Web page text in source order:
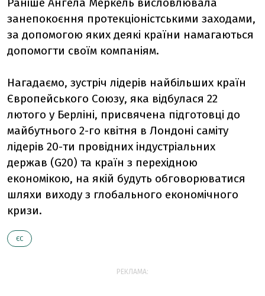
занепокоєння протекціоністськими заходами,
за допомогою яких деякі країни намагаються
допомогти своїм компаніям.
Нагадаємо, зустріч лідерів найбільших країн
Європейського Союзу, яка відбулася 22
лютого у Берліні, присвячена підготовці до
майбутнього 2-го квітня в Лондоні саміту
лідерів 20-ти провідних індустріальних
держав (G20) та країн з перехідною
економікою, на якій будуть обговорюватися
шляхи виходу з глобального економічного
кризи.
ЄС
РЕКЛАМА: